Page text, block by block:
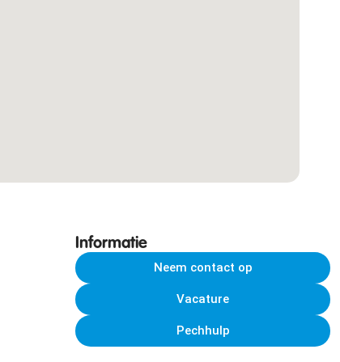
Informatie
Neem contact op
Vacature
Pechhulp